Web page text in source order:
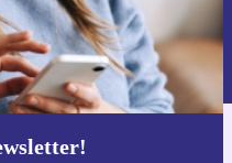
des données personnelles
.
refurbed